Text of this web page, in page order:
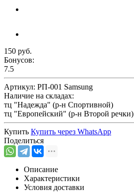
150 руб.
Бонусов:
7.5
Артикул: РП-001 Samsung
Наличие на складах:
тц "Надежда" (р-н Спортивной)
тц "Европейский" (р-н Второй речки)
Купить Купить через WhatsApp
Поделиться
Описание
Характеристики
Условия доставки